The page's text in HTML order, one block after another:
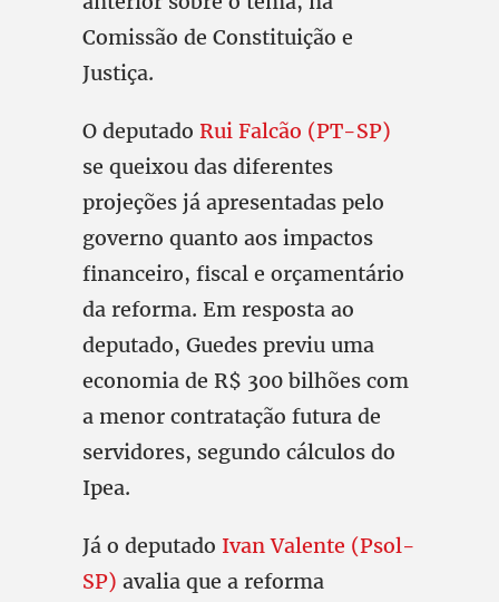
Comissão de Constituição e
Justiça.
O deputado Rui Falcão (PT-SP)
se queixou das diferentes
projeções já apresentadas pelo
governo quanto aos impactos
financeiro, fiscal e orçamentário
da reforma. Em resposta ao
deputado, Guedes previu uma
economia de R$ 300 bilhões com
a menor contratação futura de
servidores, segundo cálculos do
Ipea.
Já o deputado Ivan Valente (Psol-
SP) avalia que a reforma